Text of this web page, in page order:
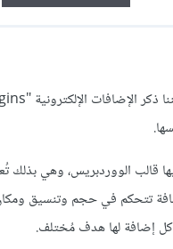
قالب الووردبريس، وهي بذلك
تتحكم في حجم وتنسيق
إضافة لها هدف مُختلف.